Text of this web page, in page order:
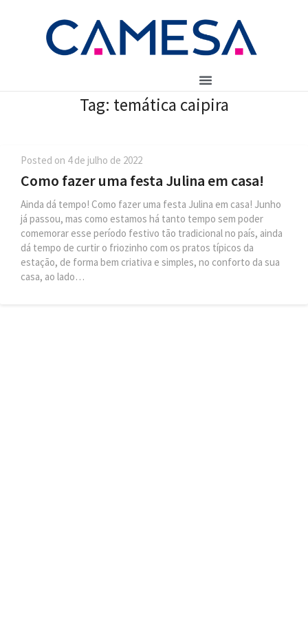
Tag: temática caipira
Posted on 4 de julho de 2022
Como fazer uma festa Julina em casa!
Ainda dá tempo! Como fazer uma festa Julina em casa! Junho
já passou, mas como estamos há tanto tempo sem poder
comemorar esse período festivo tão tradicional no país, ainda
dá tempo de curtir o friozinho com os pratos típicos da
estação, de forma bem criativa e simples, no conforto da sua
casa, ao lado…